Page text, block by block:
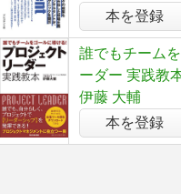
本を登録
誰でもチーム
ーダー 実践教
伊藤 大輔
本を登録